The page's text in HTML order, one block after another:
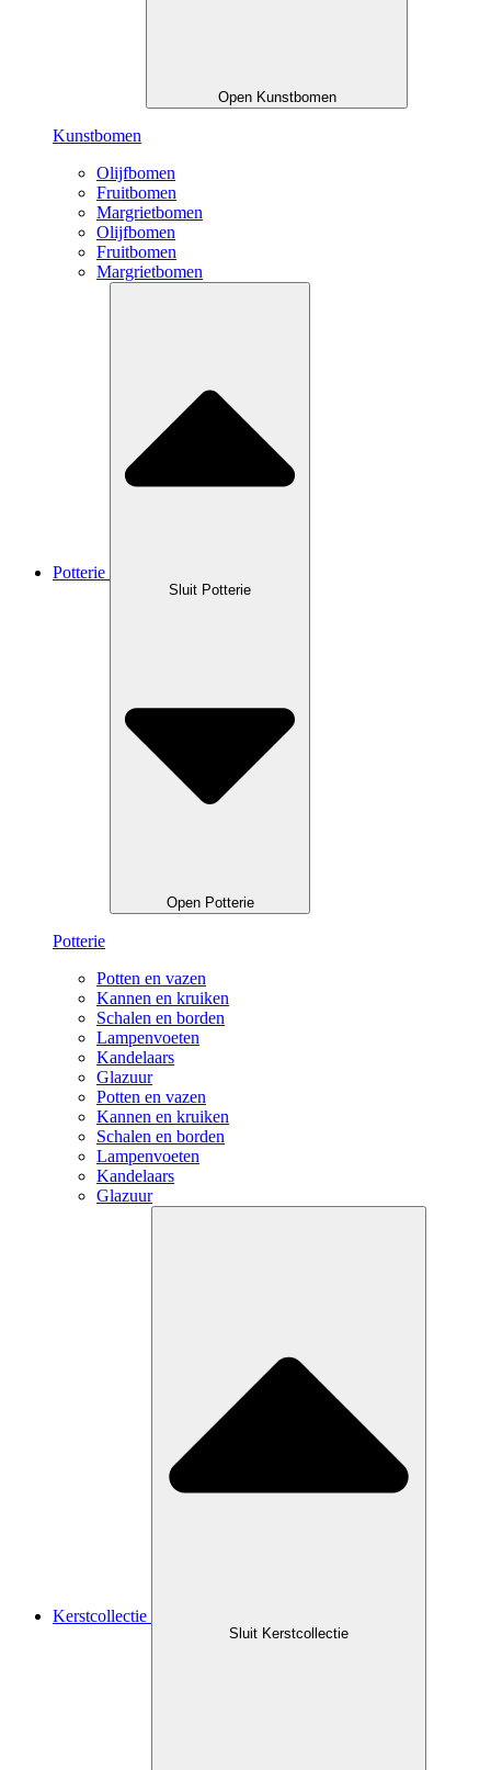
Open Kunstbomen
Kunstbomen
Olijfbomen
Fruitbomen
Margrietbomen
Olijfbomen
Fruitbomen
Margrietbomen
Potterie
Sluit Potterie
Open Potterie
Potterie
Potten en vazen
Kannen en kruiken
Schalen en borden
Lampenvoeten
Kandelaars
Glazuur
Potten en vazen
Kannen en kruiken
Schalen en borden
Lampenvoeten
Kandelaars
Glazuur
Kerstcollectie
Sluit Kerstcollectie